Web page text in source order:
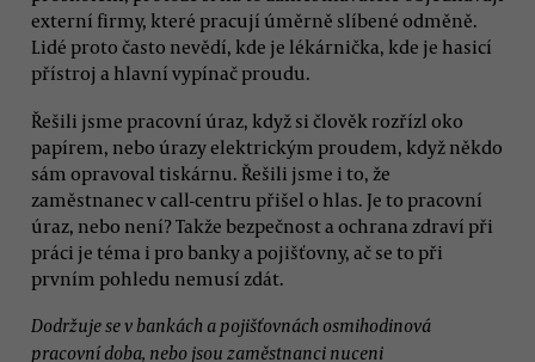
externí firmy, které pracují úměrně slíbené odměně.
Lidé proto často nevědí, kde je lékárnička, kde je hasicí
přístroj a hlavní vypínač proudu.
Řešili jsme pracovní úraz, když si člověk rozřízl oko
papírem, nebo úrazy elektrickým proudem, když někdo
sám opravoval tiskárnu. Řešili jsme i to, že
zaměstnanec v call-centru přišel o hlas. Je to pracovní
úraz, nebo není? Takže bezpečnost a ochrana zdraví při
práci je téma i pro banky a pojišťovny, ač se to při
prvním pohledu nemusí zdát.
Dodržuje se v bankách a pojišťovnách osmihodinová
pracovní doba, nebo jsou zaměstnanci nuceni